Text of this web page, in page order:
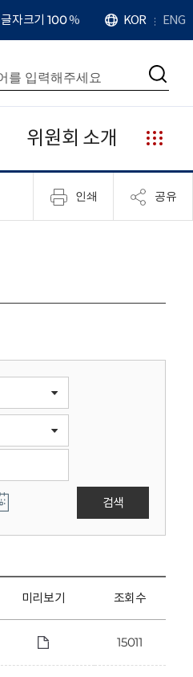
확
대
치
글자크기 100%
언
어
KOR ENG
검
위원회 소개
누
리
집
안
인쇄 공유
검색
미리보기 조회수
15011